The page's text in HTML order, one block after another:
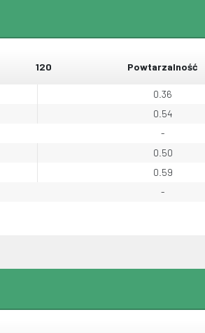
120 Powtarzalność
0.36
0.54
-
0.50
0.59
-